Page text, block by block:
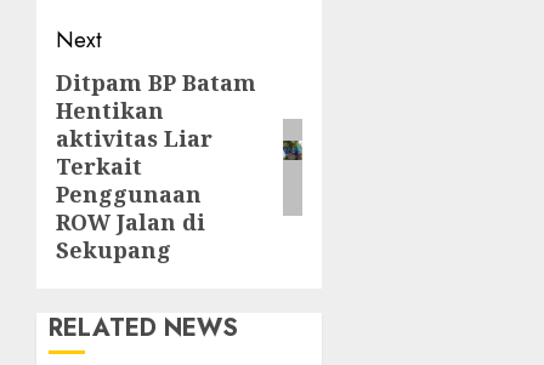
Next
Next
post:
Ditpam BP Batam
Hentikan
aktivitas Liar
Terkait
Penggunaan
ROW Jalan di
Sekupang
RELATED NEWS